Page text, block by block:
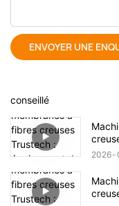
ENVOYER UNE
conseillé
2026